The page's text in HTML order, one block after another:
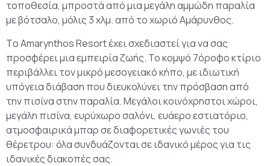
τοποθεσία, μπροστά από μια μεγάλη αμμώδη παραλία
με βότσαλο, μόλις 3 χλμ. από το χωριό Αμάρυνθος.
Tο Amarynthos Resort έχει σχεδιαστεί για να σας
προσφέρει μια εμπειρία ζωής. Το κομψό 7όροφο κτίριο
περιβάλλει τον μικρό μεσογειακό κήπο, με ιδιωτική
υπόγεια διάβαση που διευκολύνει την πρόσβαση από
την πισίνα στην παραλία. Μεγάλοι κοινόχρηστοι χώροι,
μεγάλη πισίνα, ευρύχωρο σαλόνι, ευάερο εστιατόριο,
ατμοσφαιρικά μπαρ σε διαφορετικές γωνιές του
θέρετρου: όλα συνδυάζονται σε ιδανικό μέρος για τις
ιδανικές διακοπές σας.